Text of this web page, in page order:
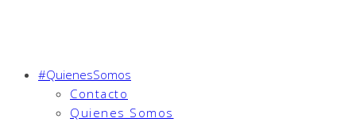
#QuienesSomos
Contacto
Quienes Somos